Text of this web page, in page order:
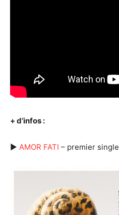
+ d’infos :
► AMOR FATI – premier single